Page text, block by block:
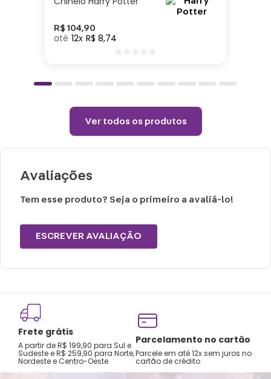
Lavar com água, esponja macia e
detergente neutro.
Não vai ao micro-ondas, nem a lava-
Não utilizar químicos e abrasivos.
quebrar o produto, pois trata-se de um
produto de cerâmica.
R$ 104,90
12 R$ 8,74
Ver todos os produtos
Avaliações
Tem esse produto? Seja o primeiro a avaliá-lo!
ESCREVER AVALIAÇÃO
Frete grátis
A partir de R$ 199,90 para Sul e
Sudeste e R$ 259,90 para Norte,
Nordeste e Centro-Oeste
Parcelamento no cartão
Parcele em até 12x sem juros no
cartão de crédito